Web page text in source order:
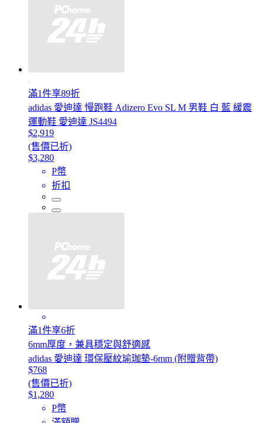
滿1件享89折
adidas 愛迪達 慢跑鞋 Adizero Evo SL M 男鞋 白 藍 緩震
運動鞋 愛迪達 JS4494
$2,919
(售價已折)
$3,280
P幣
折扣
滿1件享6折
6mm厚度，兼具穩定與舒適感
adidas 愛迪達 環保壓紋瑜珈墊-6mm (附贈背帶)
$768
(售價已折)
$1,280
P幣